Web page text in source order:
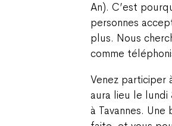
An). C’est
personnes
plus. Nous
comme
Venez participer
aura lieu le lundi
à Tavannes.